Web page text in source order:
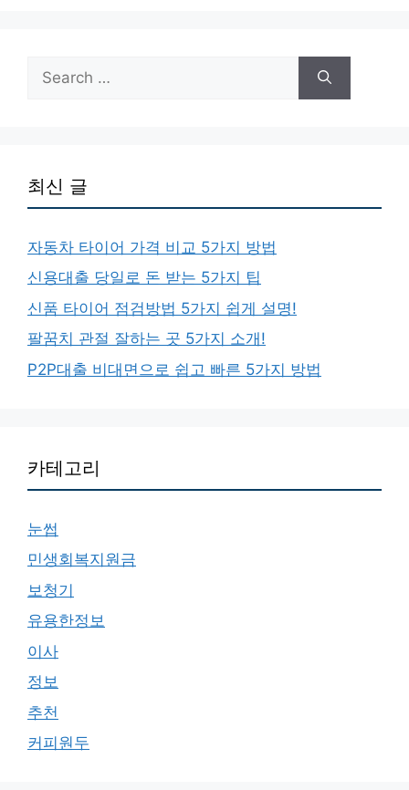
for:
최신 글
자동차 타이어 가격 비교 5가지 방법
신용대출 당일로 돈 받는 5가지 팁
신품 타이어 점검방법 5가지 쉽게 설명!
팔꿈치 관절 잘하는 곳 5가지 소개!
P2P대출 비대면으로 쉽고 빠른 5가지 방법
카테고리
눈썹
민생회복지원금
보청기
유용한정보
이사
정보
추천
커피원두